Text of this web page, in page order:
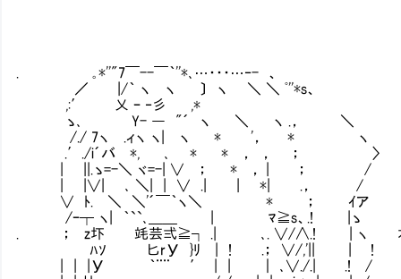
. ｡*''"7￣--￣｀''*､…・・・…‐- 、
／ |/｀ ヽ ヽ 〕 ヽ ＼ ＼ ﾟ''*s、
,:′ 乂 ｰ ‐彡 ,*
ゝ､ Y- ― "´ ヽ ＼ ヽ .， ＼
/./ 7ヽ .ィヽ ヽ| ヽ * '， * ヽ
.′./i´バ *, Ⅵ､ * * ， ， ； 〉
| ||.ゝ=-＼ ヾ=-| ∨ ； * ， | ； /
| |∨| ､ ＼| | ∨ .| | *| .， /
∨ ﾄ.Ⅵ＼ ＼'´￣｀ヽ＼ * ； ｲア
/ｰ┬ ヽ| ｀``､＿＿ | ﾏ≧s、.! |ゝ
. ； z圷 竓芸弍≧┐ .| ､. ∨/∧.! | ヽ 本
ﾊｿ 匕rУ }ﾘ | ! .； ∨/,'|| | !
| | |У ｀¨¨ ′ | | ｜ ､∨./.| .! /